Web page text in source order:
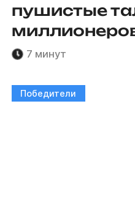
пушистые
7 минут
Победители